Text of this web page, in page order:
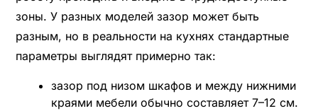
зоны. У разных моделей зазор может быть
разным, но в реальности на кухнях стандартные
параметры выглядят примерно так:
зазор под низом шкафов и между нижними
краями мебели обычно составляет 7–12 см.